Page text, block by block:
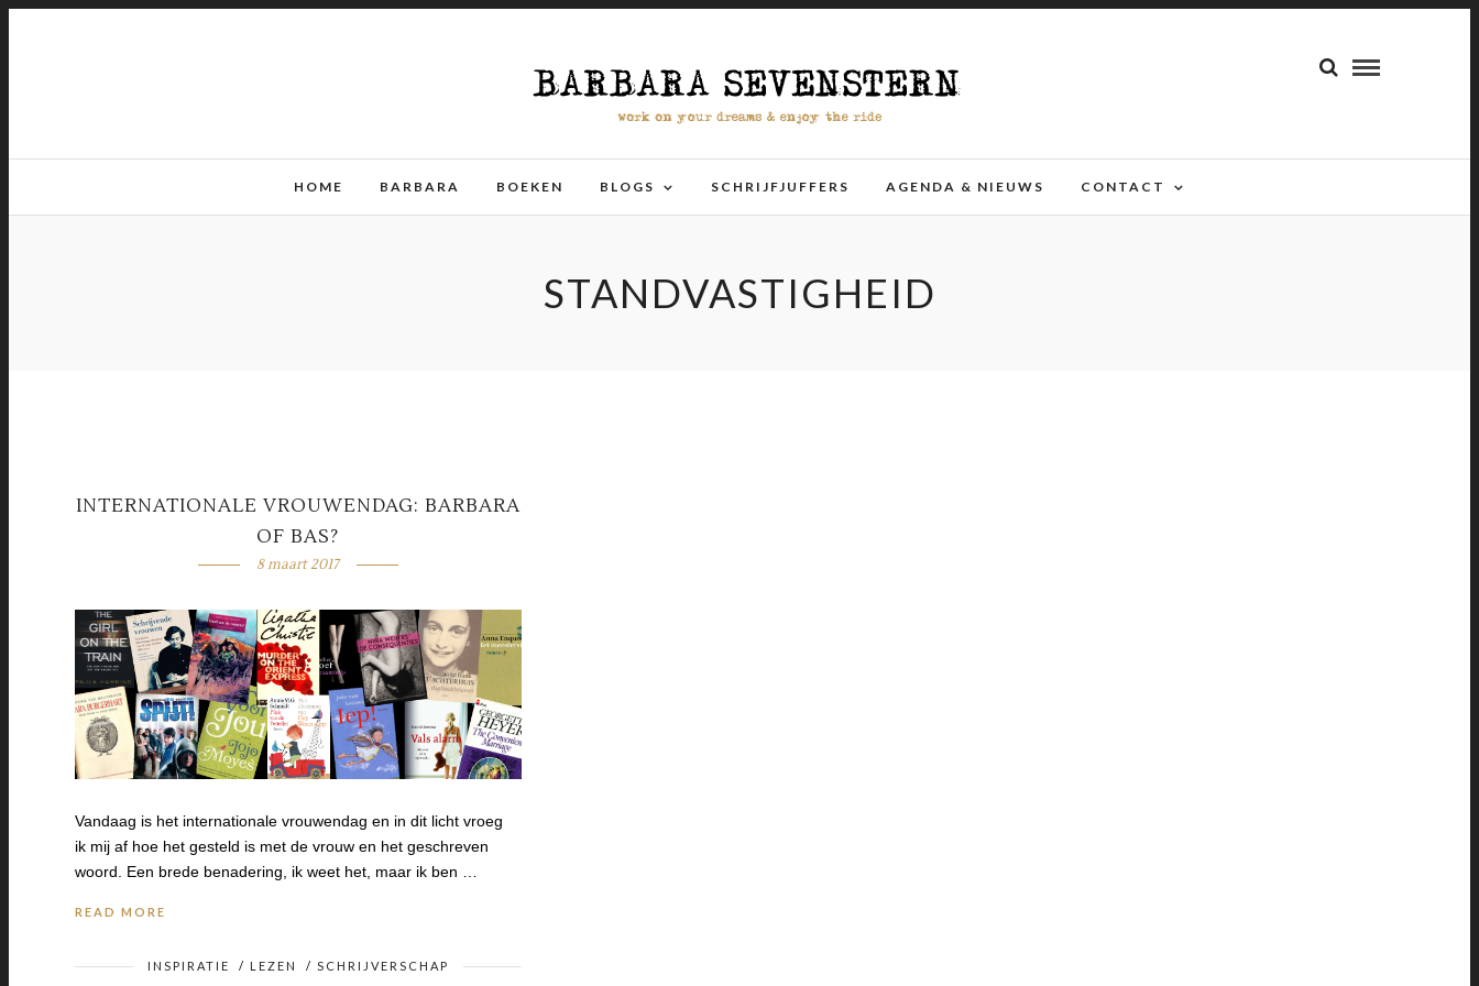
HOME BARBARA BOEKEN BLOGS SCHRIJFJUFFERS AGENDA & NIEUWS CONTACT
STANDVASTIGHEID
INTERNATIONALE VROUWENDAG: BARBARA
OF BAS?
8 maart 2017
Vandaag is het internationale vrouwendag en in dit licht vroeg
ik mij af hoe het gesteld is met de vrouw en het geschreven
woord. Een brede benadering, ik weet het, maar ik ben …
READ MORE
INSPIRATIE / LEZEN / SCHRIJVERSCHAP